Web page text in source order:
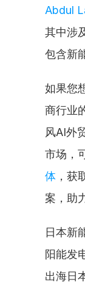
Abdul
其中涉
包含新
如果您
商行业
风AI外
市场，
体 ，获
案，助
日本新
阳能发
出海日